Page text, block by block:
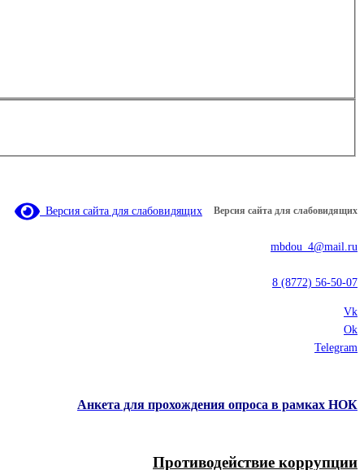
Версия сайта для слабовидящих Версия сайта для слабовидящих
mbdou_4@mail.ru
8 (8772) 56-50-07
Vk
Ok
Telegram
Анкета для прохождения опроса в рамках НОК
Противодействие коррупции